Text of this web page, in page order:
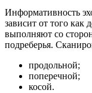
Информативность
зависит от того
выполняют со
подреберья.
продольной;
поперечной;
косой.